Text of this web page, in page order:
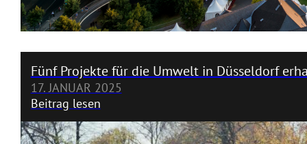
Fünf Projekte für die Umwelt in Düsseldorf
17. JANUAR 2025
Beitrag lesen